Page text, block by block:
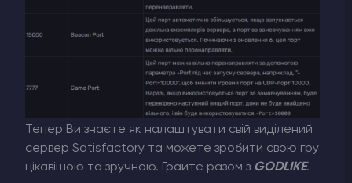
Тепер Ви знаєте як налаштувати свій виділений
сервер Satisfactory та можете зробити свою гру
цікавішою та зручною. Грайте разом з GODLIKE.